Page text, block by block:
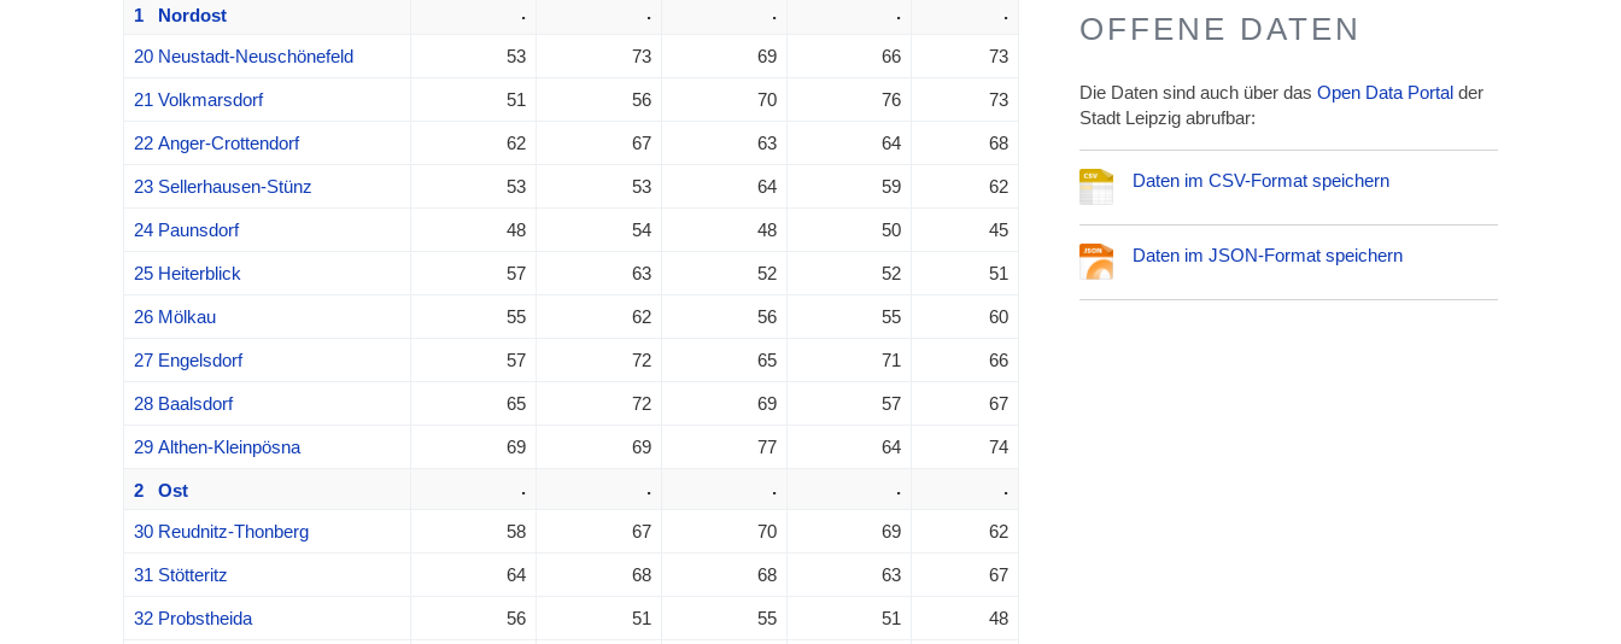
1 Nordost . . . . .
20 Neustadt-Neuschönefeld 53 73 69 66 73
21 Volkmarsdorf 51 56 70 76 73
22 Anger-Crottendorf 62 67 63 64 68
23 Sellerhausen-Stünz 53 53 64 59 62
24 Paunsdorf 48 54 48 50 45
25 Heiterblick 57 63 52 52 51
26 Mölkau 55 62 56 55 60
27 Engelsdorf 57 72 65 71 66
28 Baalsdorf 65 72 69 57 67
29 Althen-Kleinpösna 69 69 77 64 74
2 Ost . . . . .
30 Reudnitz-Thonberg 58 67 70 69 62
31 Stötteritz 64 68 68 63 67
32 Probstheida 56 51 55 51 48
OFFENE DATEN
Die Daten sind auch über dasOpen Data Portal der
Stadt Leipzig abrufbar:
Daten im CSV-Format speichern
Daten im JSON-Format speichern